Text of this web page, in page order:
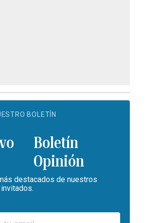
BOLETÍN
Boletín
Opinión
destacados de nuestros